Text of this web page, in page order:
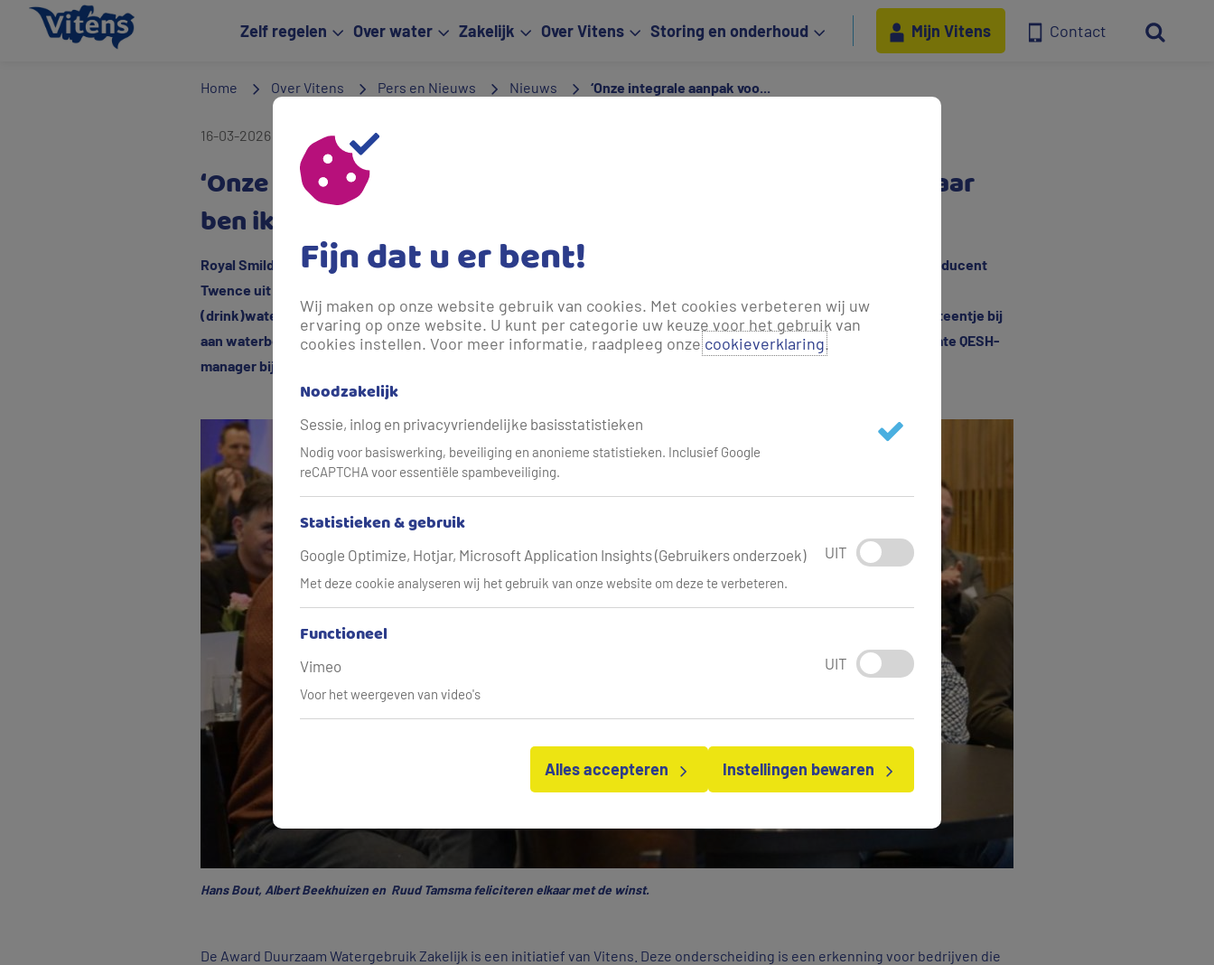
Zelf regelen Over water Zakelijk Over Vitens Storing en onderhoud Mijn Vitens Contact
Home Over Vitens Pers en Nieuws Nieuws ‘Onze integrale aanpak voo...
16-03-2026 16:05 - 5 maanden geleden bijgewerkt.
‘Onze integrale aanpak voor waterbesparing is beloond en daar
ben ik heel trots op’
Royal Smilde Foods is de winnaar van de Award Duurzaam Watergebruik Zakelijk 2025. Afvalverwerker en energieproducent
Twence uit Hengelo werd tweede terwijl zuivelproducent Fonterra uit Heerenveen het brons greep. De ‘kampioen’
(drink)waterbesparing uit Oosterwolde is blij met deze erkenning. ‘Binnen Royal Smilde dragen álle disciplines hun steentje bij
aan waterbesparing. Onze integrale aanpak is beloond en daar ben ik heel trots op’, benadrukt Ruud Tamsma, corporate QESH-
manager bij Royal Smilde.
Hans Bout, Albert Beekhuizen en Ruud Tamsma feliciteren elkaar met de winst.
De Award Duurzaam Watergebruik Zakelijk is een initiatief van Vitens. Deze onderscheiding is een erkenning voor bedrijven die
Fijn dat u er bent!
Wij maken op onze website gebruik van cookies. Met cookies verbeteren wij uw
ervaring op onze website. U kunt per categorie uw keuze voor het gebruik van
cookies instellen. Voor meer informatie, raadpleeg onzecookieverklaring.
Noodzakelijk
Sessie, inlog en privacyvriendelijke basisstatistieken
Nodig voor basiswerking, beveiliging en anonieme statistieken. Inclusief Google
reCAPTCHA voor essentiële spambeveiliging.
Statistieken & gebruik
Google Optimize, Hotjar, Microsoft Application Insights (Gebruikers onderzoek)
Met deze cookie analyseren wij het gebruik van onze website om deze te verbeteren.
UIT
Functioneel
Vimeo
Voor het weergeven van video's
UIT
Alles accepteren Instellingen bewaren